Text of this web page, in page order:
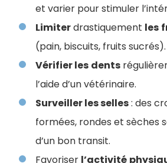
et varier pour stimuler
Limiterdrastiquement les
(pain, biscuits, fruits sucrés).
Vérifier les dents
l’aide d’un vétérinaire.
Surveiller les selles: des
formées, rondes et sèches
d’un bon transit.
Favoriser l’activité